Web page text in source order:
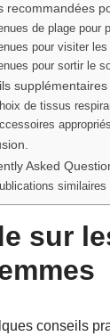
recommandées
de plage pour
pour visiter
pour sortir le
de tissus
Asked
similaires
sur
conseils